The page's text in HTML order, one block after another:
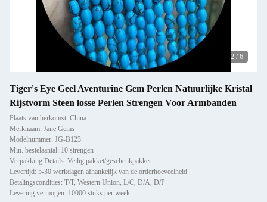
2 / 6
Tiger's Eye Geel Aventurine Gem Perlen Natuurlijke Kristal
Rijstvorm Steen losse Perlen Strengen Voor Armbanden
Plaats van herkomst: China
Merknaam: Jane Gems
Modelnummer: JG-B123
Min. bestelaantal: 10 strengen
Verpakking Details: Veilig pakket/geschenkpakket
Levertijd: 5-30 werkdagen afhankelijk van de orderhoeveelheid
Betalingscondities: T/T, Western Union, L/C, D/A, D/P
Levering vermogen: 10000 stuks per week